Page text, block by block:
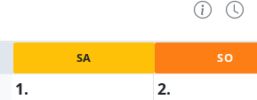
SA SO
1. 2.